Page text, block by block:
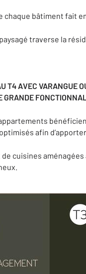
chaque bâtiment fait
traverse la
T4 AVEC VARANGUE
GRANDE
afin
cuisines